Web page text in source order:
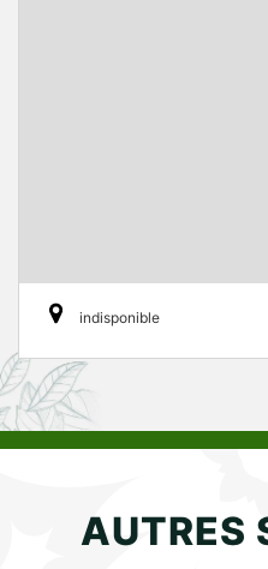
indisponible
AUTRES